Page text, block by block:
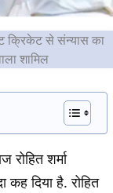
क्रिकेट से संन्यास का
शामिल
रोहित शर्मा
दिया है. रोहित